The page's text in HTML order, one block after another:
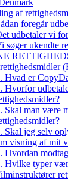
af
foregår
udbetaler vi
søger ukendte
Hvad er
Hvorfor
Skal man være
Skal jeg selv
visning af mit
Hvordan
Hvilke typer